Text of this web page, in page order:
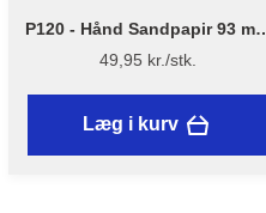
P120 - Hånd Sandpapir 93 mm
x 5 m
49,95 kr./stk.
Læg i kurv